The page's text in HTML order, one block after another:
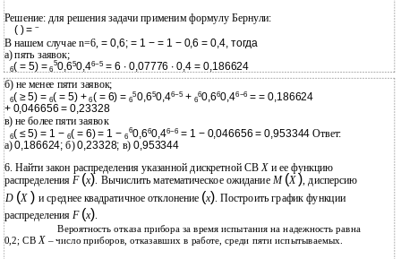
Решение: для решения задачи применим формулу Бернули:
( ) =−
В нашем случае n=6,= 0,6; = 1 − = 1 − 0,6 = 0,4, тогда
а) пять заявок;
6( = 5) =6
50,650,46−5= 6 ∙ 0,07776 ∙ 0,4 = 0,186624
б) не менее пяти заявок;
6( ≥ 5) = 6( = 5) +6( = 6) =6
50,650,46−5 + 6
60,660,46−6= = 0,186624
+ 0,046656 = 0,23328
в) не более пяти заявок
6( ≤ 5) = 1 − 6( = 6) = 1 −6
60,660,46−6 = 1 − 0,046656 = 0,953344Ответ:
а)0,186624;б)0,23328; в)0,953344
6. Найти закон распределения указанной дискретной СВ X и ее функцию
распределения F (x). Вычислить математическое ожидание M (X ), дисперсию
D (X )и среднее квадратичное отклонение (x). Построить график функции
распределения F (x).
Вероятность отказа прибора за время испытания на надежность равна
0,2; СВX – число приборов, отказавших в работе, среди пяти испытываемых.